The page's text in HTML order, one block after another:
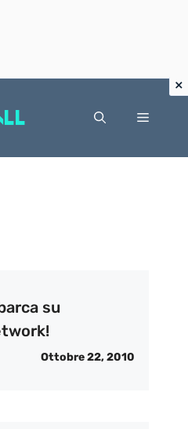
Menu
su
Ottobre 22, 2010